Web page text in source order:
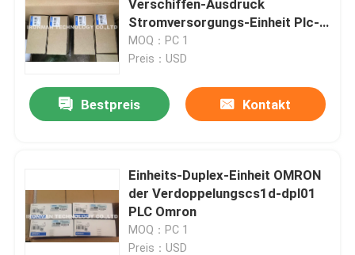
Verschiffen-Ausdruck
Stromversorgungs-Einheit Plc-
Modul-TNT
MOQ：PC 1
Preis：USD
Bestpreis Kontakt
Einheits-Duplex-Einheit OMRON
der Verdoppelungscs1d-dpl01
PLC Omron
MOQ：PC 1
Preis：USD